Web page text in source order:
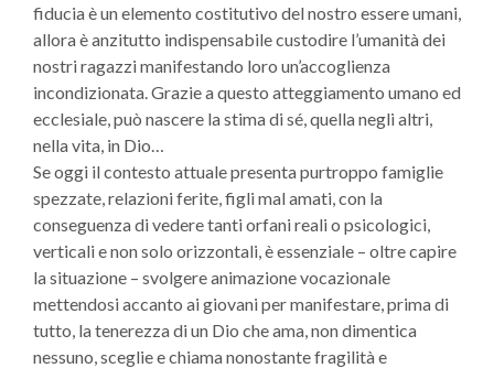
fiducia è un elemento costitutivo del nostro essere umani,
allora è anzitutto indispensabile custodire l’umanità dei
nostri ragazzi manifestando loro un’accoglienza
incondizionata. Grazie a questo atteggiamento umano ed
ecclesiale, può nascere la stima di sé, quella negli altri,
nella vita, in Dio…
Se oggi il contesto attuale presenta purtroppo famiglie
spezzate, relazioni ferite, figli mal amati, con la
conseguenza di vedere tanti orfani reali o psicologici,
verticali e non solo orizzontali, è essenziale – oltre capire
la situazione – svolgere animazione vocazionale
mettendosi accanto ai giovani per manifestare, prima di
tutto, la tenerezza di un Dio che ama, non dimentica
nessuno, sceglie e chiama nonostante fragilità e